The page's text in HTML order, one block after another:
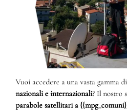
Vuoi accedere a una vasta gamma di
nazionali e internazionali? Il nostro
parabole satellitari a